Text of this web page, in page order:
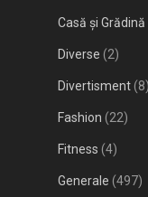
Casă și Grădină
Diverse (2)
Divertisment(8)
Fashion (22)
Fitness (4)
Generale (497)